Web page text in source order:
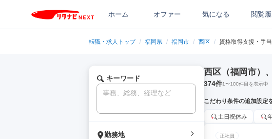
ホーム オファー 気になる 閲覧
転職・求人トップ / 福岡県 / 福岡市 / 西区 / 資格取得支援・手
キーワード
勤務地
西区（福岡市）
374件1〜100件目を表示中
こだわり条件の追加設定
土日祝休み
正社員